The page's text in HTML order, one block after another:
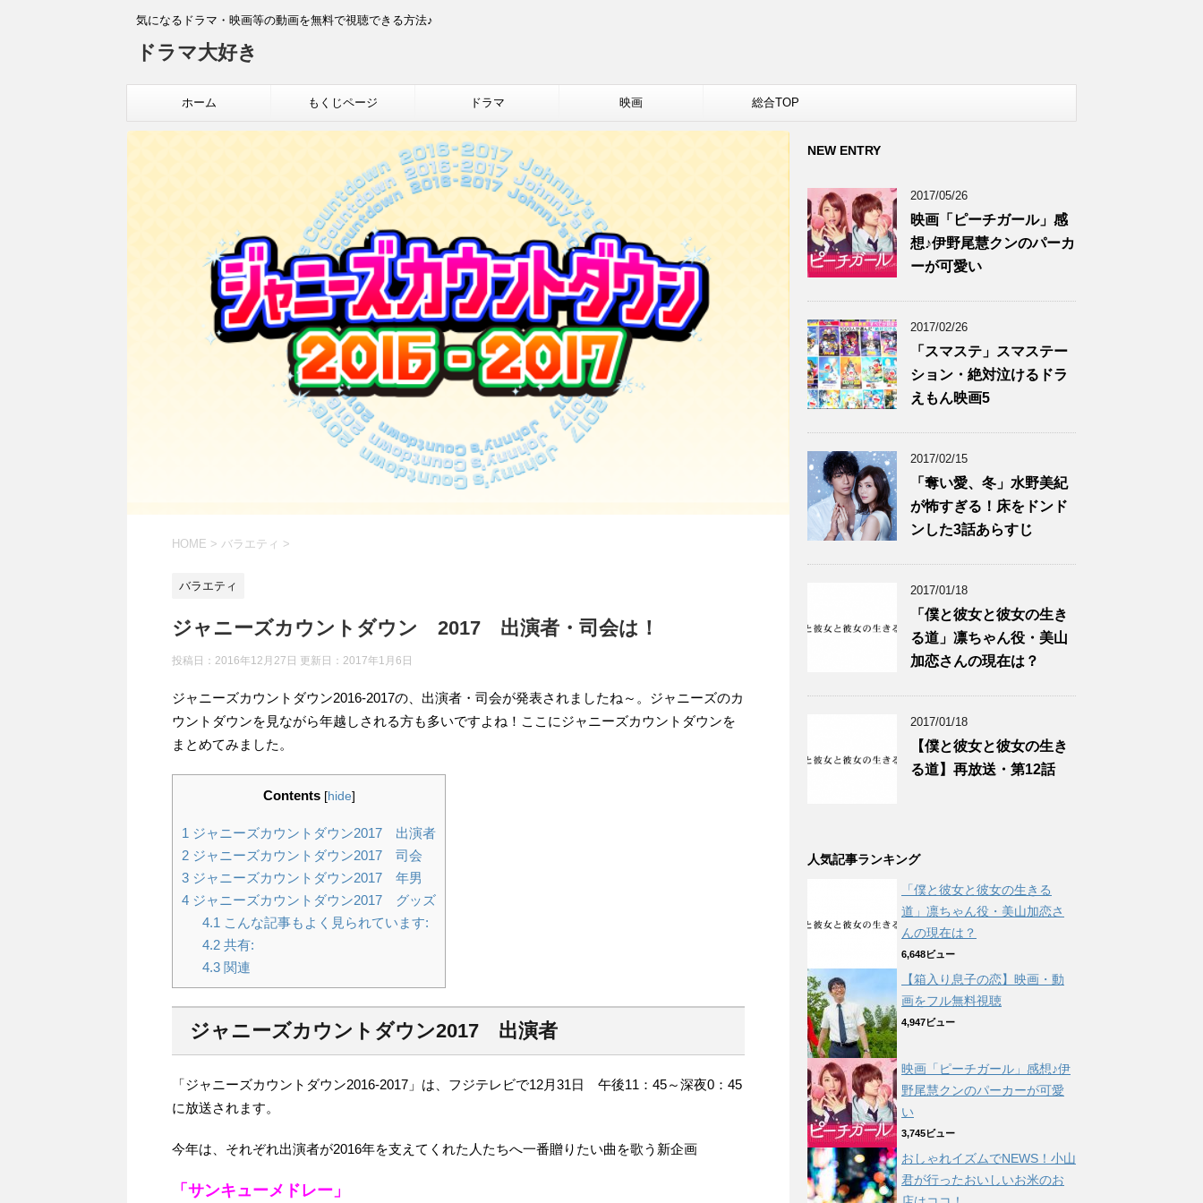
気になるドラマ・映画等の動画を無料で視聴できる方法♪
ドラマ大好き
ホーム もくじページ ドラマ 映画 総合TOP
HOME > バラエティ >
バラエティ
ジャニーズカウントダウン 2017 出演者・司会は！
投稿日：2016年12月27日 更新日： 2017年1月6日
ジャニーズカウントダウン2016‐2017の、出演者・司会が発表されましたね～。ジャニーズのカ
ウントダウンを見ながら年越しされる方も多いですよね！ここにジャニーズカウントダウンを
まとめてみました。
Contents [hide]
1 ジャニーズカウントダウン2017 出演者
2 ジャニーズカウントダウン2017 司会
3 ジャニーズカウントダウン2017 年男
4 ジャニーズカウントダウン2017 グッズ
4.1 こんな記事もよく見られています:
4.2共有:
4.3関連
ジャニーズカウントダウン2017 出演者
「ジャニーズカウントダウン2016‐2017」は、フジテレビで12月31日 午後11：45～深夜0：45
に放送されます。
今年は、それぞれ出演者が2016年を支えてくれた人たちへ一番贈りたい曲を歌う新企画
「サンキューメドレー」
NEW ENTRY
2017/05/26
映画「ピーチガール」感
想♪伊野尾慧クンのパーカ
ーが可愛い
2017/02/26
「スマステ」スマステー
ション・絶対泣けるドラ
えもん映画5
2017/02/15
「奪い愛、冬」水野美紀
が怖すぎる！床をドンド
ンした3話あらすじ
2017/01/18
「僕と彼女と彼女の生き
る道」凛ちゃん役・美山
加恋さんの現在は？
2017/01/18
【僕と彼女と彼女の生き
る道】再放送・第12話
人気記事ランキング
「僕と彼女と彼女の生きる
道」凛ちゃん役・美山加恋さ
んの現在は？
6,648ビュー
【箱入り息子の恋】映画・動
画をフル無料視聴
4,947ビュー
映画「ピーチガール」感想♪伊
野尾慧クンのパーカーが可愛
い
3,745ビュー
おしゃれイズムでNEWS！小山
君が行ったおいしいお米のお